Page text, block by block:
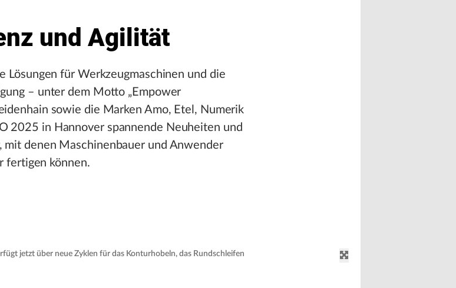
und Agilität
Lösungen für Werkzeugmaschinen und die
– unter dem Motto „Empower
sowie die Marken Amo, Etel, Numerik
2025 in Hannover spannende Neuheiten und
denen Maschinenbauer und Anwender
fertigen können.
jetzt über neue Zyklen für das Konturhobeln, das Rundschleifen